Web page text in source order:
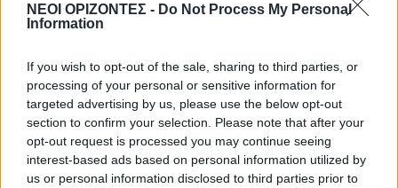
ΝΕΟΙ ΟΡΙΖΟΝΤΕΣ - Do Not Process My Personal
Information
If you wish to opt-out of the sale, sharing to third parties, or
processing of your personal or sensitive information for
targeted advertising by us, please use the below opt-out
section to confirm your selection. Please note that after your
opt-out request is processed you may continue seeing
interest-based ads based on personal information utilized by
us or personal information disclosed to third parties prior to
τίποτα».
σπιτικό, που σου ζέσταινε την καρδιά!
Τι να σκεφτεί, τι να πει και τι να νιώσει κανείς, όταν
συναντά τέτοιουςΑνθρώπους;
Μόνοσεβασμό και απέραντοθαυμασμό, μπροστά
στομεγαλείο της ψυχής τους.